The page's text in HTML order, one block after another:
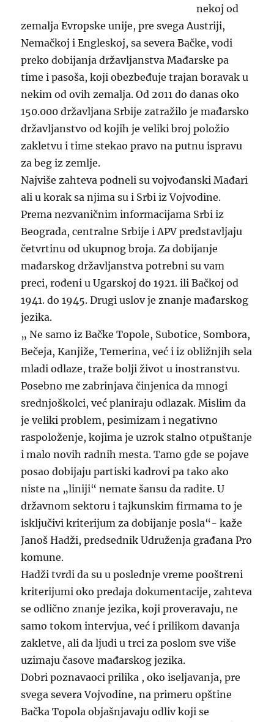
Mernjak,
zbog
krivičnog
dela,
službenog
položaja
nekoj od
zemalja Evropske unije, pre svega Austriji,
Nemačkoj i Engleskoj, sa severa Bačke, vodi
preko dobijanja državljanstva Mađarske pa
time i pasoša, koji obezbeđuje trajan boravak u
nekim od ovih zemalja. Od 2011 do danas oko
150.000 državljana Srbije zatražilo je mađarsko
državljanstvo od kojih je veliki broj položio
zakletvu i time stekao pravo na putnu ispravu
za beg iz zemlje.
Najviše zahteva podneli su vojvođanski Mađari
ali u korak sa njima su i Srbi iz Vojvodine.
Prema nezvaničnim informacijama Srbi iz
Beograda, centralne Srbije i APV predstavljaju
četvrtinu od ukupnog broja. Za dobijanje
mađarskog državljanstva potrebni su vam
preci, rođeni u Ugarskoj do 1921. ili Bačkoj od
1941. do 1945. Drugi uslov je znanje mađarskog
jezika.
„ Ne samo iz Bačke Topole, Subotice, Sombora,
Bečeja, Kanjiže, Temerina, već i iz obližnjih sela
mladi odlaze, traže bolji život u inostranstvu.
Posebno me zabrinjava činjenica da mnogi
srednjoškolci, već planiraju odlazak. Mislim da
je veliki problem, pesimizam i negativno
raspoloženje, kojima je uzrok stalno otpuštanje
i malo novih radnih mesta. Tamo gde se pojave
posao dobijaju partiski kadrovi pa tako ako
niste na „liniji“ nemate šansu da radite. U
državnom sektoru i tajkunskim firmama to je
isključivi kriterijum za dobijanje posla“- kaže
Janoš Hadži, predsednik Udruženja građana Pro
komune.
Hadži tvrdi da su u poslednje vreme pooštreni
kriterijumi oko predaja dokumentacije, zahteva
se odlično znanje jezika, koji proveravaju, ne
samo tokom intervjua, već i prilikom davanja
zakletve, ali da ljudi u trci za poslom sve više
uzimaju časove mađarskog jezika.
Dobri poznavaoci prilika , oko iseljavanja, pre
svega severa Vojvodine, na primeru opštine
Bačka Topola objašnjavaju odliv koji se